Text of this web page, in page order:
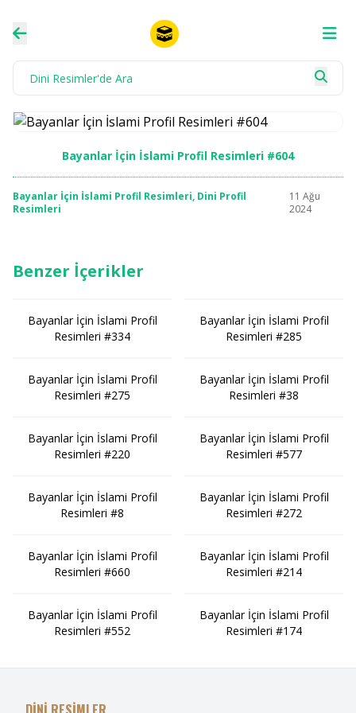
Bayanlar İçin İslami Profil Resimleri #604
Bayanlar İçin İslami Profil Resimleri, Dini Profil
Resimleri
11 Ağu
2024
Benzer İçerikler
Bayanlar İçin İslami Profil
Resimleri #334
Bayanlar İçin İslami Profil
Resimleri #275
Bayanlar İçin İslami Profil
Resimleri #220
Bayanlar İçin İslami Profil
Resimleri #8
Bayanlar İçin İslami Profil
Resimleri #660
Bayanlar İçin İslami Profil
Resimleri #552
Bayanlar İçin İslami Profil
Resimleri #285
Bayanlar İçin İslami Profil
Resimleri #38
Bayanlar İçin İslami Profil
Resimleri #577
Bayanlar İçin İslami Profil
Resimleri #272
Bayanlar İçin İslami Profil
Resimleri #214
Bayanlar İçin İslami Profil
Resimleri #174